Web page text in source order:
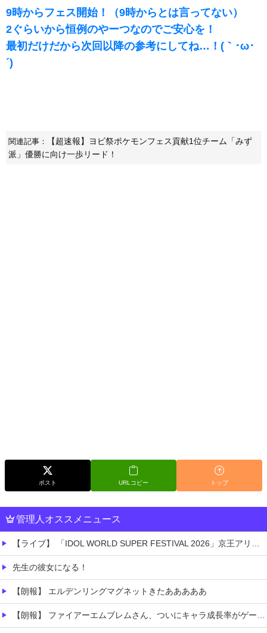
9時からフェス開始！（9時からとは言ってない）
2ぐらいから恒例のやーつなのでご安心を！
最初だけだから次回以降の参考にしてね…！(｀･ω･
´)ゞ
関連記事：
【超速報】ヨビ祭ポケモンフェス貢献1位チーム「みず
派」優勝に向け一歩リード！
ポスト URLコピー トップ
管理人オススメニュース
【ライブ】 「IDOL WORLD SUPER FESTIVAL 2026」京王アリーナTOKYO開催決定
先生の彼女になる！
【朗報】 エルデンリングマグネットきたあああああ
【朗報】 ファイアーエムブレムさん、ついにキャラ成長率がゲーム内で見れるようになる